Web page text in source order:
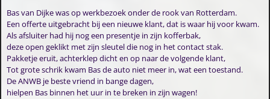
Bas van Dijke was op werkbezoek onder de rook van Rotterdam.
Een offerte uitgebracht bij een nieuwe klant, dat is waar hij voor kwam.
Als afsluiter had hij nog een presentje in zijn kofferbak,
deze open geklikt met zijn sleutel die nog in het contact stak.
Pakketje eruit, achterklep dicht en op naar de volgende klant,
Tot grote schrik kwam Bas de auto niet meer in, wat een toestand.
De ANWB je beste vriend in bange dagen,
hielpen Bas binnen het uur in te breken in zijn wagen!